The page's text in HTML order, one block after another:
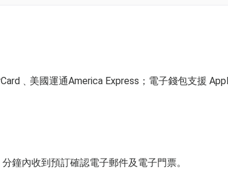
法！拴繩且持有證件的寵物可陪同入場，共享璀璨
美國運通America Express；電子錢包支援
鐘內收到預訂確認電子郵件及電子門票。